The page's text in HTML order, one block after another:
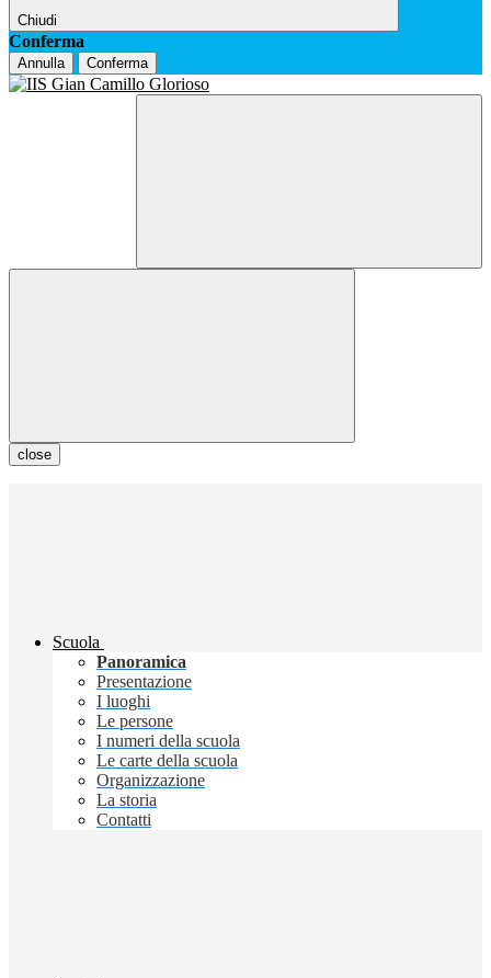
Chiudi
Conferma
Annulla Conferma
close
Scuola
Panoramica
Presentazione
I luoghi
Le persone
I numeri della scuola
Le carte della scuola
Organizzazione
La storia
Contatti